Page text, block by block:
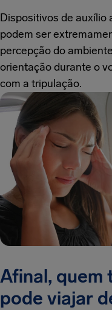
Dispositivos de auxílio
podem ser
percepção do
orientação durante o
com a tripulação.
Afinal,
pode viajar